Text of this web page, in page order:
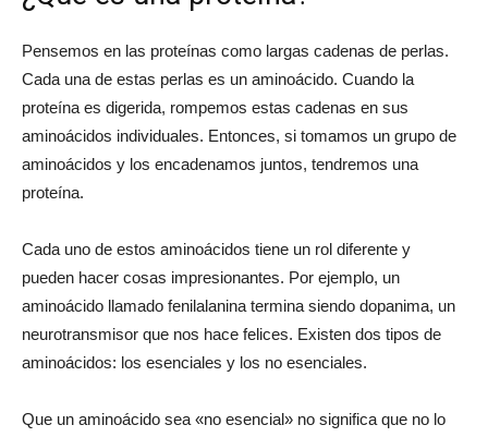
Pensemos en las proteínas como largas cadenas de perlas.
Cada una de estas perlas es un aminoácido. Cuando la
proteína es digerida, rompemos estas cadenas en sus
aminoácidos individuales. Entonces, si tomamos un grupo de
aminoácidos y los encadenamos juntos, tendremos una
proteína.
Cada uno de estos aminoácidos tiene un rol diferente y
pueden hacer cosas impresionantes. Por ejemplo, un
aminoácido llamado fenilalanina termina siendo dopanima, un
neurotransmisor que nos hace felices. Existen dos tipos de
aminoácidos: los esenciales y los no esenciales.
Que un aminoácido sea «no esencial» no significa que no lo